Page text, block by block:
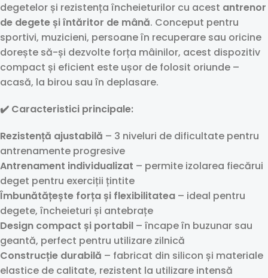
degetelor și rezistența încheieturilor cu acest antrenor
de degete și întăritor de mână. Conceput pentru
sportivi, muzicieni, persoane în recuperare sau oricine
dorește să-și dezvolte forța mâinilor, acest dispozitiv
compact și eficient este ușor de folosit oriunde –
acasă, la birou sau în deplasare.
✔️ Caracteristici principale:
Rezistență ajustabilă – 3 niveluri de dificultate pentru
antrenamente progresive
Antrenament individualizat – permite izolarea fiecărui
deget pentru exerciții țintite
Îmbunătățește forța și flexibilitatea – ideal pentru
degete, încheieturi și antebrațe
Design compact și portabil – încape în buzunar sau
geantă, perfect pentru utilizare zilnică
Construcție durabilă – fabricat din silicon și materiale
elastice de calitate, rezistent la utilizare intensă